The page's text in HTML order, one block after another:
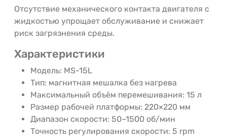
Отсутствие механического контакта двигателя с
жидкостью упрощает обслуживание и снижает
риск загрязнения среды.
Характеристики
Модель: MS-15L
Тип: магнитная мешалка без нагрева
Максимальный объём перемешивания: 15 л
Размер рабочей платформы: 220×220 мм
Диапазон скорости: 50–1500 об/мин
Точность регулирования скорости: 5 rpm